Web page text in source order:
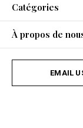
Catégories
À propos de
EMAIL